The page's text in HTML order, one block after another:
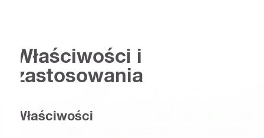
Właściwości i
zastosowania
Właściwości